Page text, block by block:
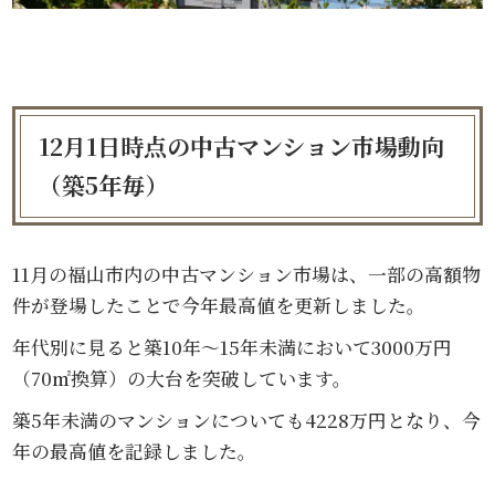
12月1日時点の中古マンション市場動向
（築5年毎）
11月の福山市内の中古マンション市場は、一部の高額物
件が登場したことで今年最高値を更新しました。
年代別に見ると築10年～15年未満において3000万円
（70㎡換算）の大台を突破しています。
築5年未満のマンションについても4228万円となり、今
年の最高値を記録しました。